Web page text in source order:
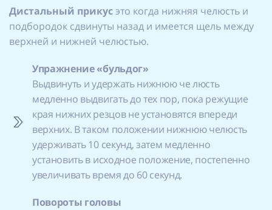
Дистальный прикусэто когда нижняя челюсть и
подбородок сдвинуты назад и имеется щель между
верхней и нижней челюстью.
Упражнение «бульдог»
Выдвинуть и удержать нижнюю че люсть
медленно выдвигать до тех пор, пока режущие
края нижних резцов не установятся впереди
верхних. В таком положении нижнюю челюсть
удерживать 10 секунд, затем медленно
установить в исходное положение, постепенно
увеличивать время до 60 секунд.
Повороты головы